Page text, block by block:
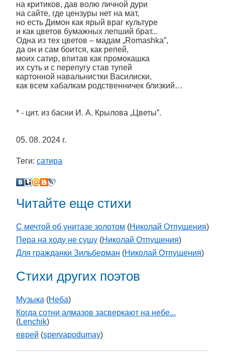
на критиков, дав волю личной дури
на сайте, где цензуры нет на мат,
но есть Димон как ярый враг культуре
и как цветов бумажных лепший брат...
Одна из тех цветов – мадам „Romashka”,
да он и сам боится, как репей,
моих сатир, впитав как промокашка
их суть и с перепугу став тупей
картонной навальнистки Василиски,
как всем хабалкам родственничек близкий…
* - цит. из басни И. А. Крылова „Цветы”.
05. 08. 2024 г.
Теги: сатира
Читайте еще стихи
С мечтой об унитазе золотом (Николай Отпущения)
Пера на ходу не сушу (Николай Отпущения)
Для гражданки Зильберман (Николай Отпущения)
Стихи других поэтов
Музыка (Неба)
Когда сотни алмазов засверкают на небе...
(Lenchik)
еврей (spervapodumay)